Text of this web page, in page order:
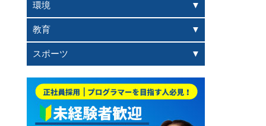
環境
教育
スポーツ